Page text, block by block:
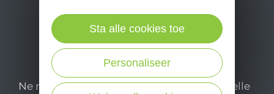
Ne manquez pas notre newsletter mensuelle
Personaliseer
Sta alle cookies toe